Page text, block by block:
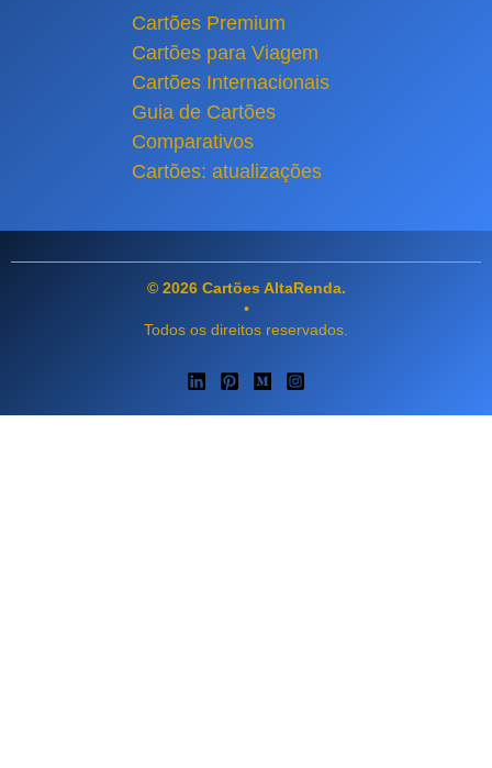
Cartões Premium
Cartões para Viagem
Cartões Internacionais
Guia de Cartões
Comparativos
Cartões: atualizações
© 2026 Cartões AltaRenda.
•
Todos os direitos reservados.